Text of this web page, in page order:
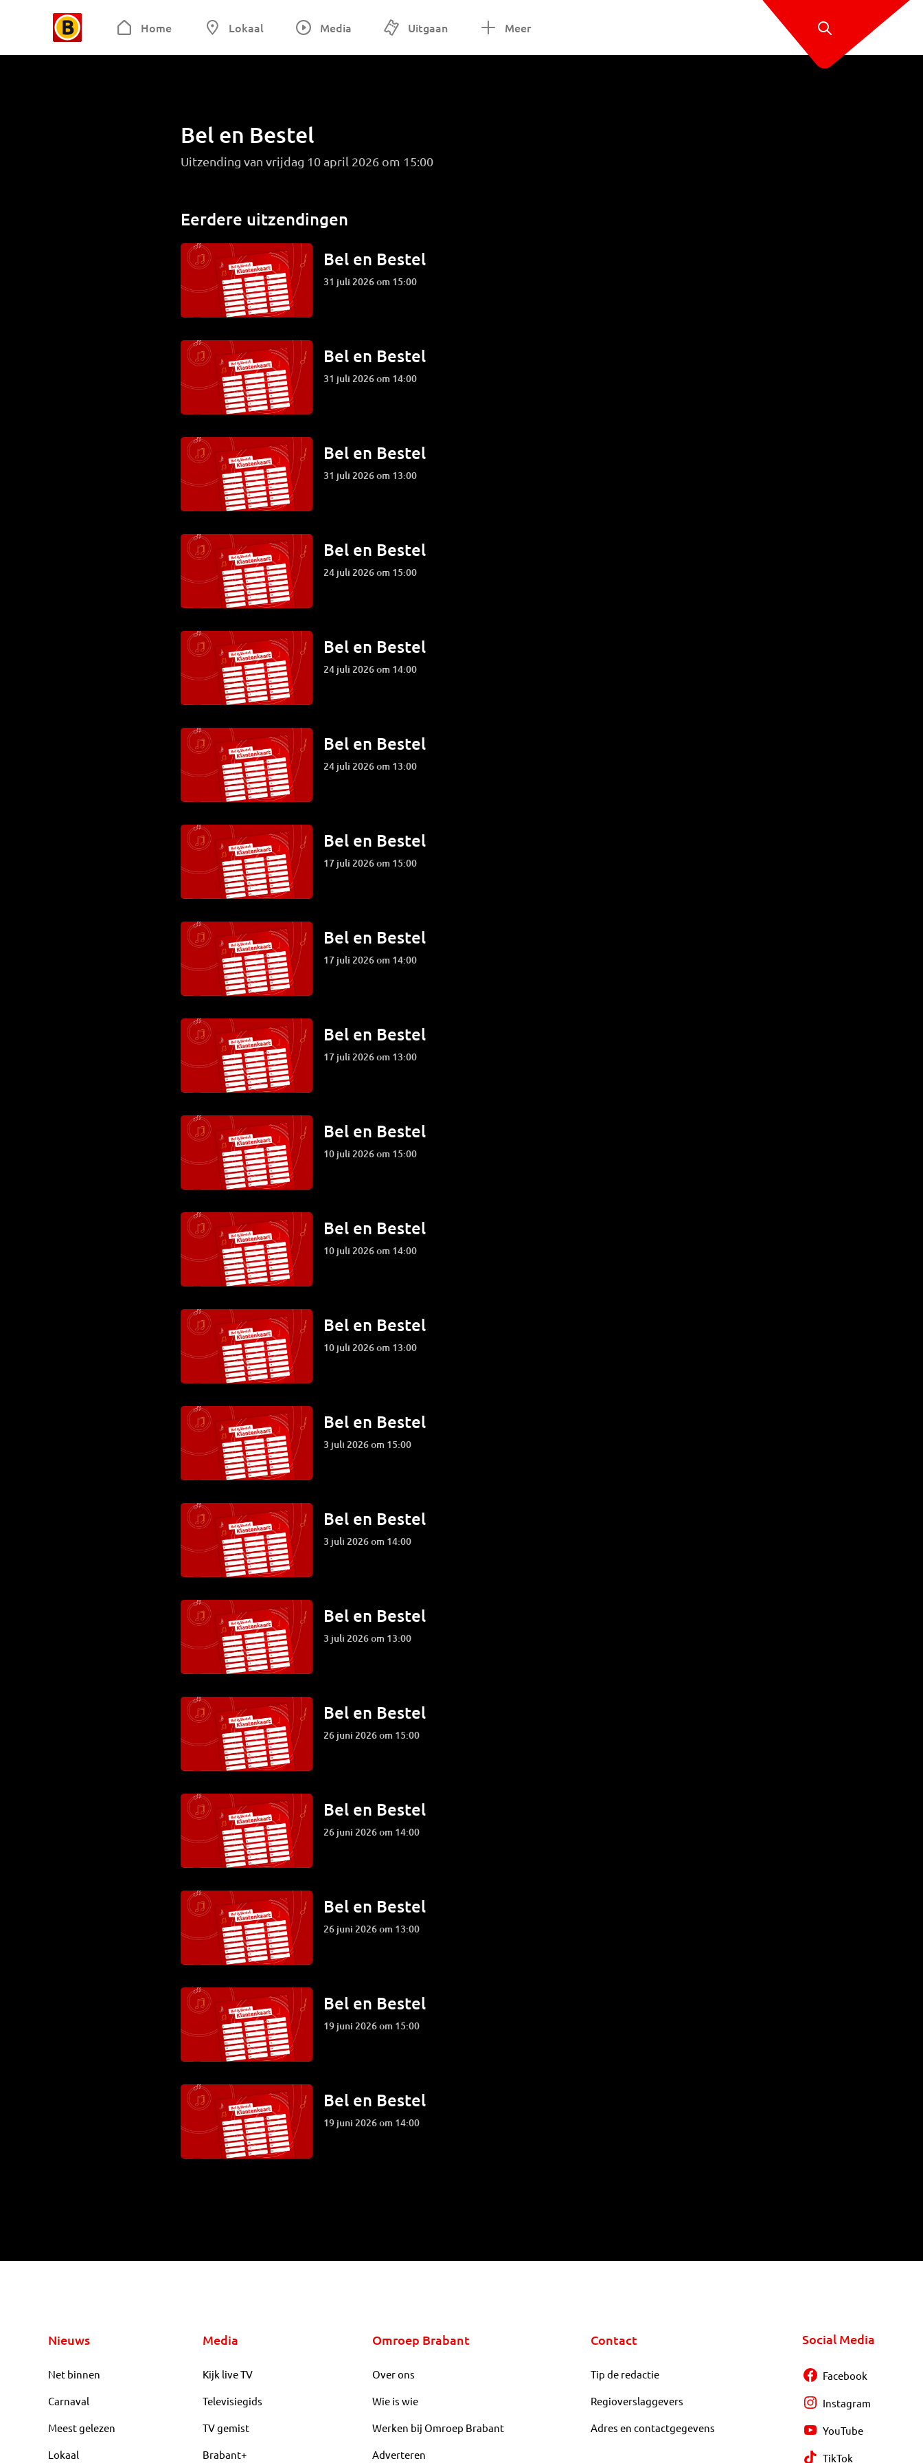
Home Lokaal Media Uitgaan Meer
Bel en Bestel
Uitzending van vrijdag 10 april 2026 om 15:00
Eerdere uitzendingen
Bel en Bestel
31 juli 2026 om 15:00
Bel en Bestel
31 juli 2026 om 14:00
Bel en Bestel
31 juli 2026 om 13:00
Bel en Bestel
24 juli 2026 om 15:00
Bel en Bestel
24 juli 2026 om 14:00
Bel en Bestel
24 juli 2026 om 13:00
Bel en Bestel
17 juli 2026 om 15:00
Bel en Bestel
17 juli 2026 om 14:00
Bel en Bestel
17 juli 2026 om 13:00
Bel en Bestel
10 juli 2026 om 15:00
Bel en Bestel
10 juli 2026 om 14:00
Bel en Bestel
10 juli 2026 om 13:00
Bel en Bestel
3 juli 2026 om 15:00
Bel en Bestel
3 juli 2026 om 14:00
Bel en Bestel
3 juli 2026 om 13:00
Bel en Bestel
26 juni 2026 om 15:00
Bel en Bestel
26 juni 2026 om 14:00
Bel en Bestel
26 juni 2026 om 13:00
Bel en Bestel
19 juni 2026 om 15:00
Bel en Bestel
19 juni 2026 om 14:00
Nieuws
Net binnen
Carnaval
Meest gelezen
Lokaal
Media
Kijk live TV
Televisiegids
TV gemist
Brabant+
Omroep Brabant
Over ons
Wie is wie
Werken bij Omroep Brabant
Adverteren
Contact
Tip de redactie
Regioverslaggevers
Adres en contactgegevens
Social Media
Facebook
Instagram
YouTube
TikTok